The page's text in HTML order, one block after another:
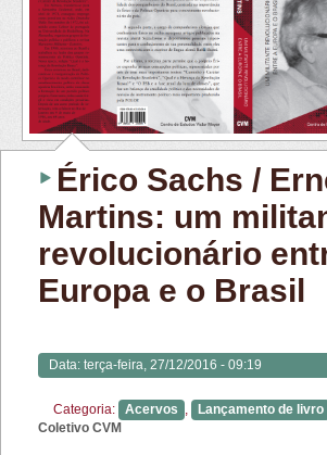
Érico Sachs /
Martins: um
revolucionário
Europa e o Brasil
Data: terça-feira, 27/12/2016 - 09:19
Categoria: Acervos Lançamento de livro
Coletivo CVM